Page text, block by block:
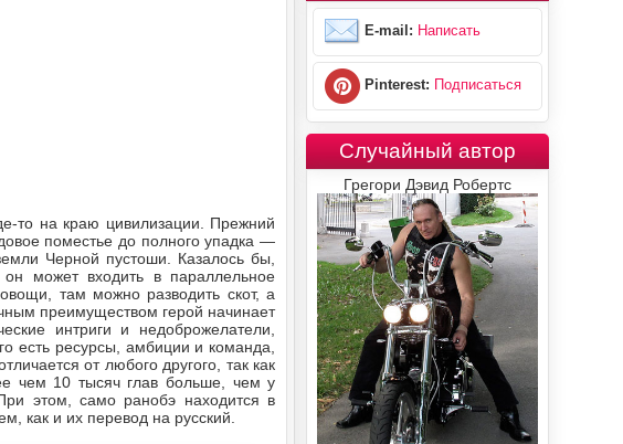
то на краю цивилизации. Прежний
поместье до полного упадка —
Черной пустоши. Казалось бы,
может входить в параллельное
там можно разводить скот, а
преимуществом герой начинает
интриги и недоброжелатели,
есть ресурсы, амбиции и команда,
от любого другого, так как
чем 10 тысяч глав больше, чем у
этом, само ранобэ находится в
как и их перевод на русский.
E-mail: Написать
Pinterest: Подписаться
Случайный автор
Грегори Дэвид Робертс